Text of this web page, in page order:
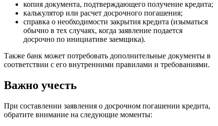
копия документа, подтверждающего получение кредита;
калькулятор или расчет досрочного погашения;
справка о необходимости закрытия кредита (изыматься
обычно в тех случаях, когда заявление подается
досрочно по инициативе заемщика).
Также банк может потребовать дополнительные документы в
соответствии с его внутренними правилами и требованиями.
Важно учесть
При составлении заявления о досрочном погашении кредита,
обратите внимание на следующие моменты: